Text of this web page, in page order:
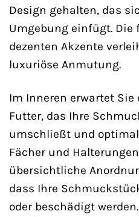
Design gehalten, das
Umgebung einfügt. Die
dezenten Akzente
luxuriöse Anmutung.
Im Inneren erwartet
Futter, das Ihre
umschließt und
Fächer und
übersichtliche
dass Ihre
oder beschädigt